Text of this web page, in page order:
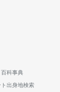
科事典
ト出身地検索